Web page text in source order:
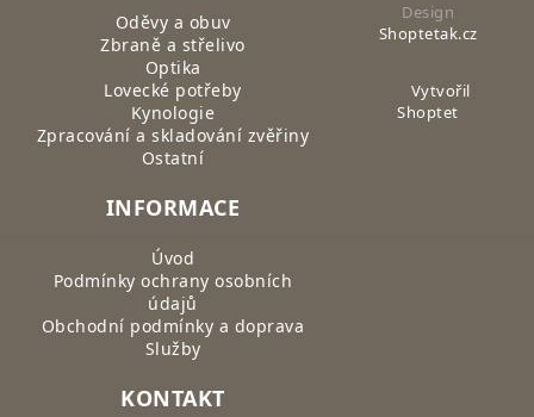
Oděvy a obuv
Zbraně a střelivo
Optika
Lovecké potřeby
Kynologie
Zpracování a skladování zvěřiny
Ostatní
INFORMACE
Úvod
Podmínky ochrany osobních
údajů
Obchodní podmínky a doprava
Služby
KONTAKT
Design
Shoptetak.cz
Vytvořil
Shoptet